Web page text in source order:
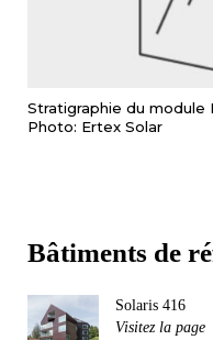
Stratigraphie du module
Photo: Ertex Solar
Bâtiments de
Solaris 416
Visitez la page